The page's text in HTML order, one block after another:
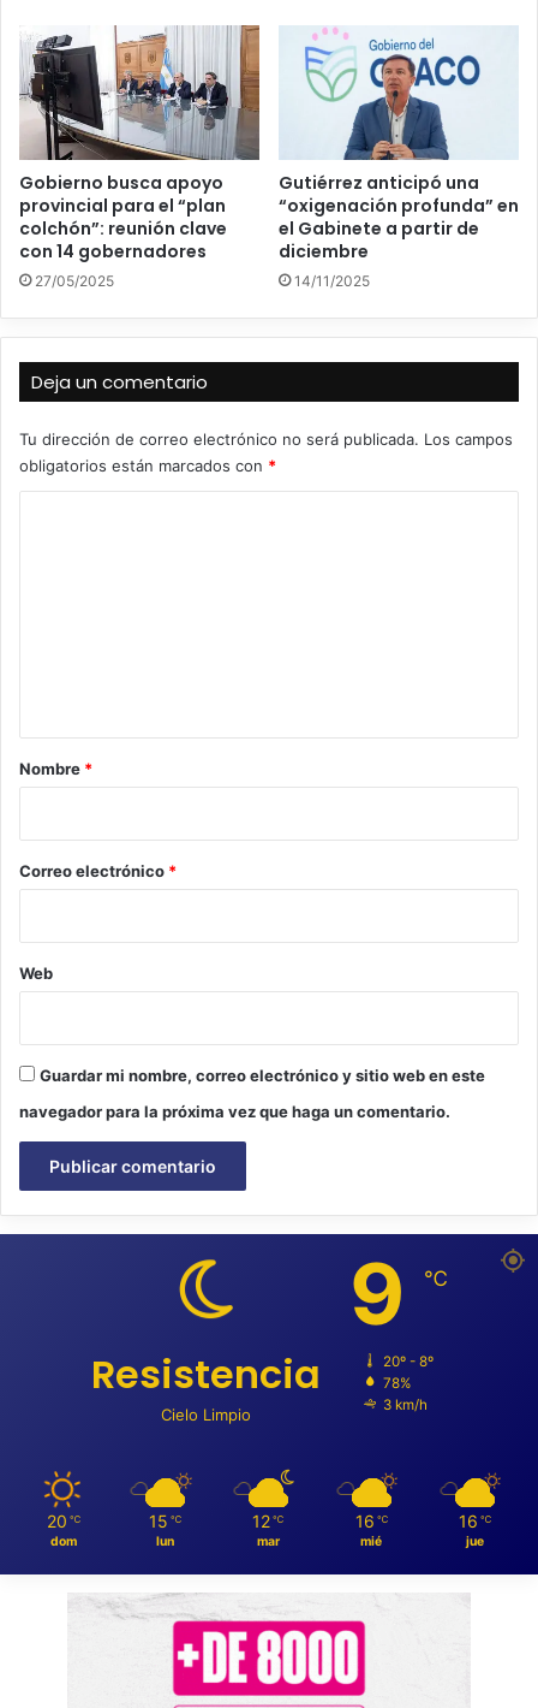
Gobierno busca apoyo
provincial para el “plan
colchón”: reunión clave
con 14 gobernadores
27/05/2025
Gutiérrez anticipó una
“oxigenación profunda” en
el Gabinete a partir de
diciembre
14/11/2025
Deja un comentario
Tu dirección de correo electrónico no será publicada. Los campos
obligatorios están marcados con *
r
*
Nombre *
Correo electrónico *
Web
Guardar mi nombre, correo electrónico y sitio web en este
navegador para la próxima vez que haga un comentario.
Resistencia
Cielo Limpio
9 ℃
20º - 8º
78%
3 km/h
20 ℃
dom
15 ℃
lun
12 ℃
mar
16 ℃
mié
16 ℃
jue